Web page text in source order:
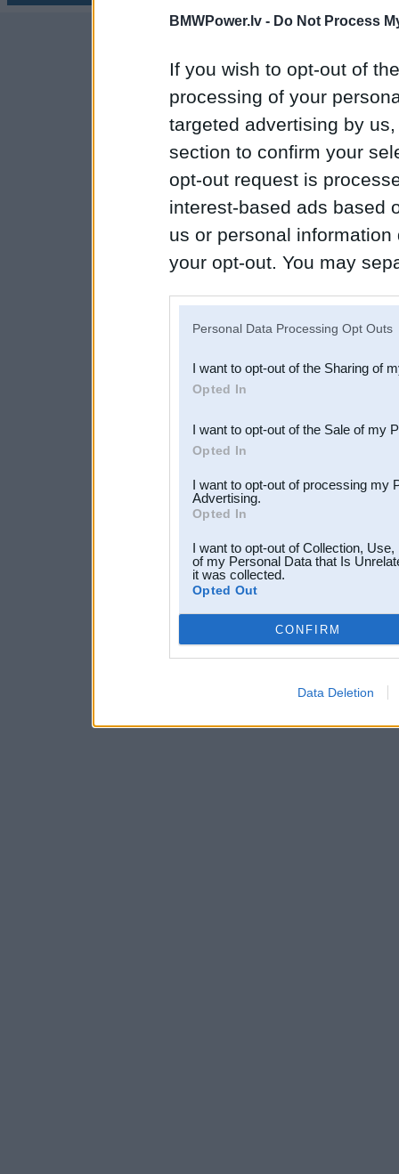
BMWPower.lv - Do Not Process
If you wish to opt-out of
processing of your
targeted advertising by
section to confirm your
opt-out request is
interest-based ads based
us or personal
your opt-out. You may
Downstream Participants
third parties.
Personal Data Processing Opt Outs
I want to opt-out of the Sharing of
Opted In
I want to opt-out of the Sale of my
Opted In
I want to opt-out of processing my
Advertising.
Opted In
I want to opt-out of Collection,
of my Personal Data that Is
it was collected.
Opted Out
CONFIRM
Data Deletion